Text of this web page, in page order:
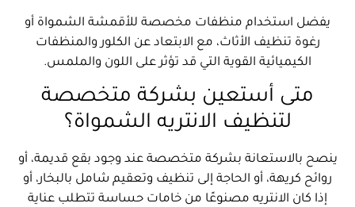
يفضل استخدام منظفات مخصصة للأقمشة الشمواة أو
رغوة تنظيف الأثاث، مع الابتعاد عن الكلور والمنظفات
الكيميائية القوية التي قد تؤثر على اللون والملمس.
متى أستعين بشركة متخصصة
لتنظيف الانتريه الشمواة؟
ينصح بالاستعانة بشركة متخصصة عند وجود بقع قديمة، أو
روائح كريهة، أو الحاجة إلى تنظيف وتعقيم شامل بالبخار، أو
إذا كان الانتريه مصنوعًا من خامات حساسة تتطلب عناية